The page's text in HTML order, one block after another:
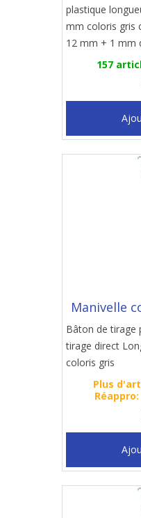
plastique
mm coloris gris
12 mm + 1 mm
157
Manivelle
Bâton de tirage
tirage direct
coloris gris
Plus